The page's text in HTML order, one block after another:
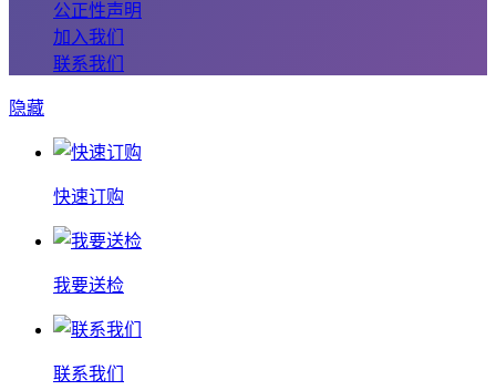
公正性声明
加入我们
联系我们
隐藏
快速订购
我要送检
联系我们